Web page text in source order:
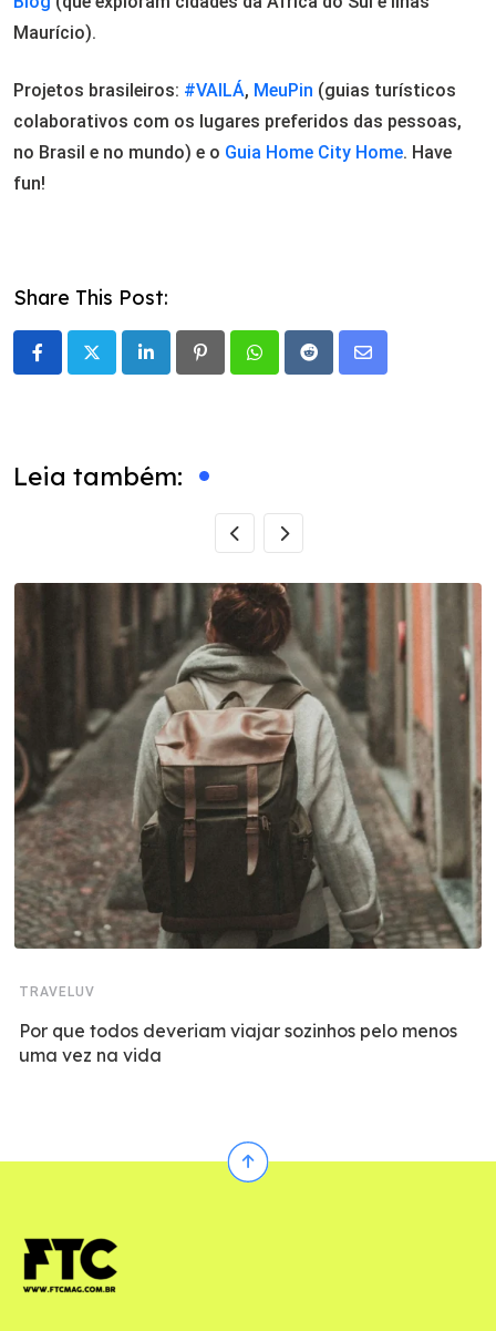
Maurício).
Projetos brasileiros: #VAILÁ, MeuPin (guias turísticos
colaborativos com os lugares preferidos das pessoas,
no Brasil e no mundo) e o Guia Home City Home. Have
fun!
Share This Post:
LinkedIn PinterestWhatsappRedditShare
Leia também:
TRAVELUV
Por que todos deveriam viajar sozinhos pelo menos
uma vez na vida